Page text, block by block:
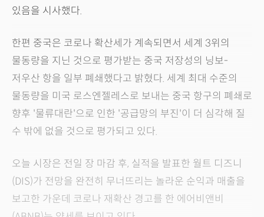
있음을 시사했다.
한편 중국은 코로나 확산세가 계속되면서 세계 3위의
물동량을 지닌 것으로 평가받는 중국 저장성의 닝보-
저우산 항을 일부 폐쇄했다고 밝혔다. 세계 최대 수준의
물동량을 미국 로스엔젤레스로 보내는 중국 항구의 폐쇄로
향후 '물류대란'으로 인한 '공급망의 부진'이 더 심각해 질
수 밖에 없을 것으로 평가되고 있다.
오늘 시장은 전일 장 마감 후, 실적을 발표한 월트 디즈니
(DIS)가 전망을 완전히 무너뜨리는 놀라운 순익과 매출을
보고한 가운데 코로나 재확산 경고를 한 에어비앤비